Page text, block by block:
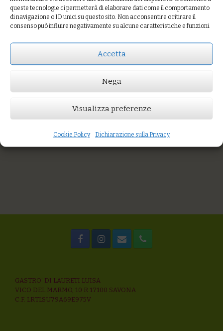
queste tecnologie ci permetterà di elaborare dati come il comportamento
di navigazione o ID unici su questo sito. Non acconsentire o ritirare il
consenso può influire negativamente su alcune caratteristiche e funzioni.
Accetta
Nega
Visualizza preferenze
Cookie Policy Dichiarazione sulla Privacy
Spaghetti alla carbonara di asparagi e pecorino sardo
Zuppa di riso integrale, fagioli cannelini e funghi shiitake
Gnocchi di patate con melanzane arrostite, pomodoro fresco,
gocce di pesto, pecorino
Mix di cereali con
zucca, nocciole e
agrumi
GASTRO’ DI LAURETI LUISA
VICO DEL MARMO, 10 R 17100 SAVONA
C.F. LRTLSU79A69E975V